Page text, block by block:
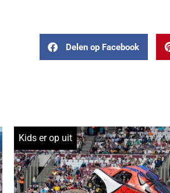
Delen op Facebook
Kids er op uit